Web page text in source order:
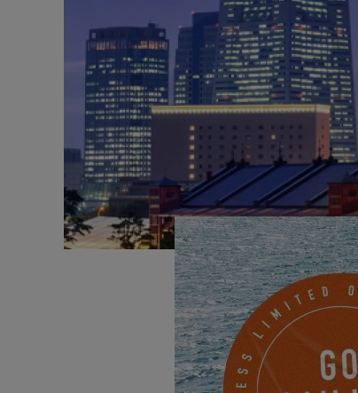
El Salón Náutico
equipamiento
puerto